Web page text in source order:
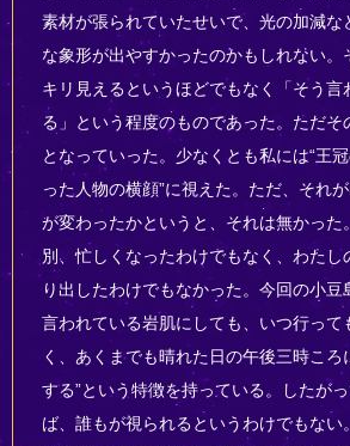
素材が張られていたせいで、光の加減な
な象形が出やすかったのかもしれない。
キリ見えるというほどでもなく「そう言
る」という程度のものであった。ただそ
となっていった。少なくとも私には“王
った人物の横顔”に視えた。ただ、それ
が変わったかというと、それは無かった
別、忙しくなったわけでもなく、わたし
り出したわけでもなかった。今回の小豆
言われている岩肌にしても、いつ行って
く、あくまでも晴れた日の午後三時ころ
する”という特徴を持っている。したが
ば、誰もが視られるというわけでもない